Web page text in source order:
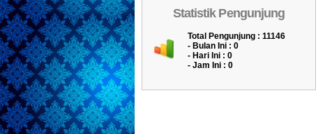
Statistik Pengunjung
Total Pengunjung : 11146
- Bulan Ini : 0
- Hari Ini : 0
- Jam Ini : 0